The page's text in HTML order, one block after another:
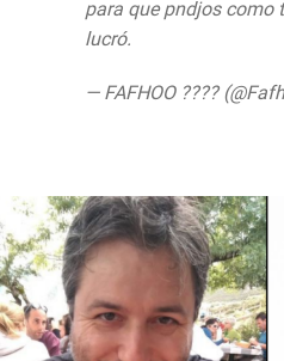
para que pndjos como
lucró.
— FAFHOO ????